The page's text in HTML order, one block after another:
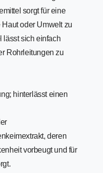
sorgt für eine
oder Umwelt zu
lässt sich einfach
Rohrleitungen zu
hinterlässt einen
deren
vorbeugt und für